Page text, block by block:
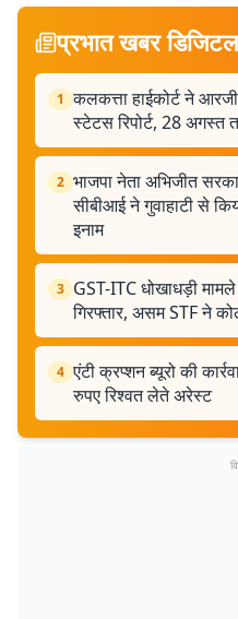
प्रभात खबर डिजिटल
1 कलकत्ता हाईकोर्ट ने
स्टेटस रिपोर्ट, 28 अगस्त
2 भाजपा नेता अभिजीत
सीबीआई ने गुवाहाटी से
इनाम
3 GST-ITC धोखाधड़ी
गिरफ्तार, असम STF ने
4 एंटी क्रप्शन ब्यूरो की
रुपए रिश्वत लेते अरेस्ट